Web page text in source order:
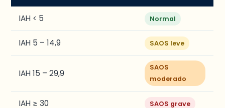
IAH < 5 Normal
IAH 5 – 14,9 SAOS leve
IAH 15 – 29,9
SAOS
moderado
IAH ≥ 30 SAOS grave